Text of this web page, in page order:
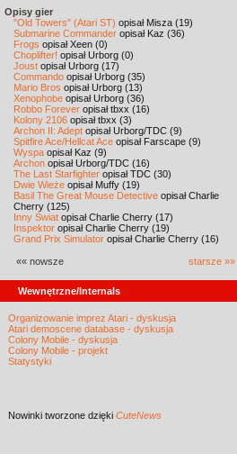
Opisy gier
"Old Towers" (Atari ST) opisał Misza (19)
Submarine Commander opisał Kaz (36)
Frogs opisał Xeen (0)
Choplifter! opisał Urborg (0)
Joust opisał Urborg (17)
Commando opisał Urborg (35)
Mario Bros opisał Urborg (13)
Xenophobe opisał Urborg (36)
Robbo Forever opisał tbxx (16)
Kolony 2106 opisał tbxx (3)
Archon II: Adept opisał Urborg/TDC (9)
Spitfire Ace/Hellcat Ace opisał Farscape (9)
Wyspa opisał Kaz (9)
Archon opisał Urborg/TDC (16)
The Last Starfighter opisał TDC (30)
Dwie Wieże opisał Muffy (19)
Basil The Great Mouse Detective opisał Charlie
Cherry (125)
Inny Świat opisał Charlie Cherry (17)
Inspektor opisał Charlie Cherry (19)
Grand Prix Simulator opisał Charlie Cherry (16)
«« nowsze starsze »»
Wewnętrzne/Internals
Organizowanie imprez Atari - dyskusja
Atari demoscene database - dyskusja
Colony Mobile - dyskusja
Colony Mobile - projekt
Statystyki
Nowinki tworzone dzięki CuteNews